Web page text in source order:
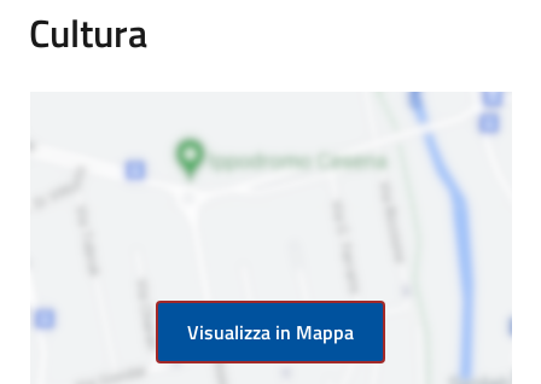
Cultura
Visualizza in Mappa